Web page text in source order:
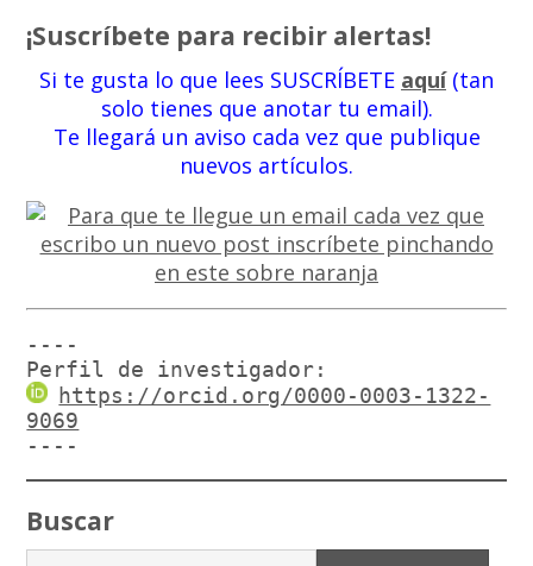
¡Suscríbete para recibir alertas!
Si te gusta lo que lees SUSCRÍBETE aquí(tan
solo tienes que anotar tu email).
Te llegará un aviso cada vez que publique
nuevos artículos.
----
Perfil de investigador:
https://orcid.org/0000-0003-1322-
9069
----
Buscar